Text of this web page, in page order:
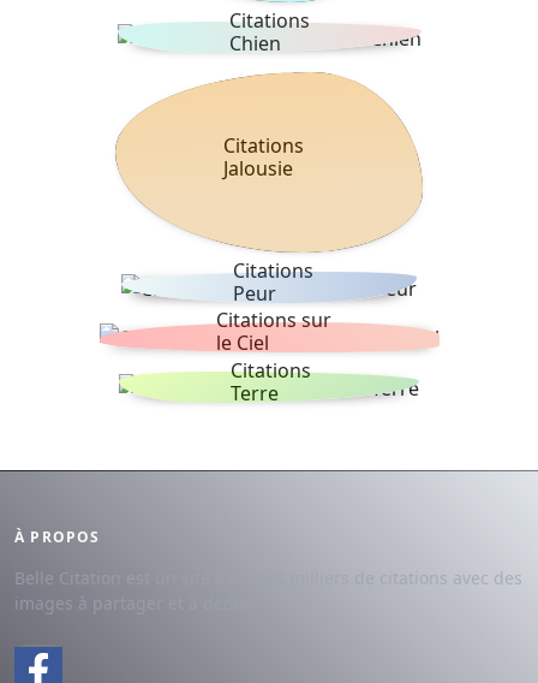
Citations
Chien
Citations
Jalousie
Citations
Peur
Citations sur
le Ciel
Citations
Terre
À PROPOS
Belle Citation est un site avec des milliers de citations avec des
images à partager et à dédier.